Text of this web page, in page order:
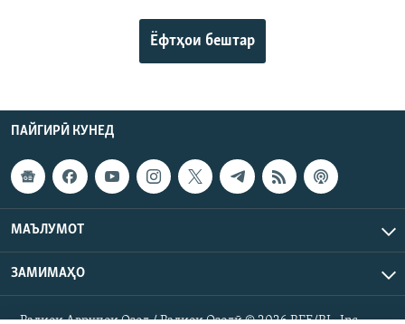
Ёфтҳои бештар
ПАЙГИРӢ КУНЕД
МАЪЛУМОТ
ЗАМИМАҲО
Радиои Аврупои Озод / Радиои Озодӣ © 2026 RFE/RL. Inc.